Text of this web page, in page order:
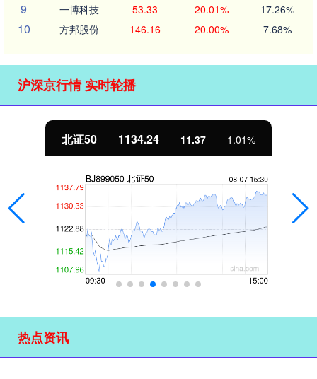
9 一博科技 53.33 20.01% 17.26%
10 方邦股份 146.16 20.00% 7.68%
沪深京行情 实时轮播
北证50 1134.24 11.37 1.01%
热点资讯